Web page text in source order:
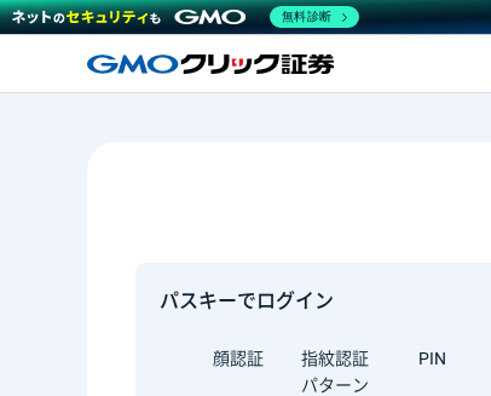
パスキーでログイン
顔認証 指紋認証
PIN
パターン
無料診断